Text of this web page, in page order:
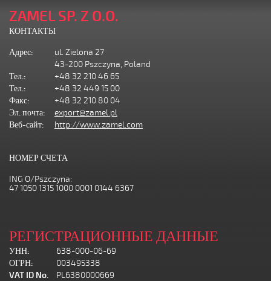
ZAMEL SP. Z O.O.
КОНТАКТЫ
Адрес:
ul. Zielona 27
43-200 Pszczyna, Poland
Тел.:
+48 32 210 46 65
Тел.:
+48 32 449 15 00
Факс:
+48 32 210 80 04
Эл. почта:
export@zamel.pl
Веб-сайт:
http://www.zamel.com
НОМЕР СЧЕТА
ING O/Pszczyna:
47 1050 1315 1000 0001 0144 6367
РЕГИСТРАЦИОННЫЕ ДАННЫЕ
УНН:
638-000-06-69
ОГРН:
003495338
VAT ID No.
PL6380000669